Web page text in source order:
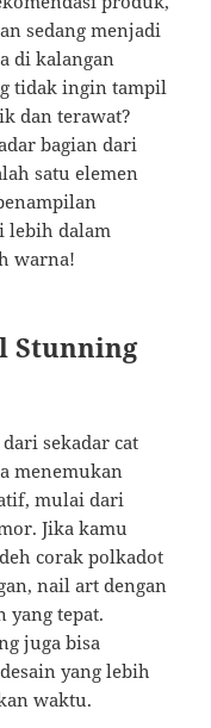
sedang menjadi
di kalangan
tidak ingin tampil
dan terawat?
bagian dari
satu elemen
lebih dalam
warna!
Stunning
sekadar cat
menemukan
mulai dari
Jika kamu
corak polkadot
nail art dengan
yang tepat.
juga bisa
yang lebih
waktu.